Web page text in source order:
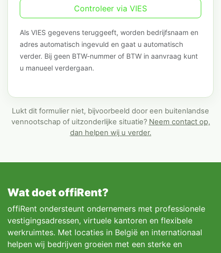
Controleer via VIES
Als VIES gegevens teruggeeft, worden bedrijfsnaam en
adres automatisch ingevuld en gaat u automatisch
verder. Bij geen BTW-nummer of BTW in aanvraag kunt
u manueel verdergaan.
Lukt dit formulier niet, bijvoorbeeld door een buitenlandse
vennootschap of uitzonderlijke situatie? Neem contact op,
dan helpen wij u verder.
Wat doet offiRent?
offiRent ondersteunt ondernemers met professionele
vestigingsadressen, virtuele kantoren en flexibele
werkruimtes. Met locaties in België en internationaal
helpen wij bedrijven groeien met een sterke en